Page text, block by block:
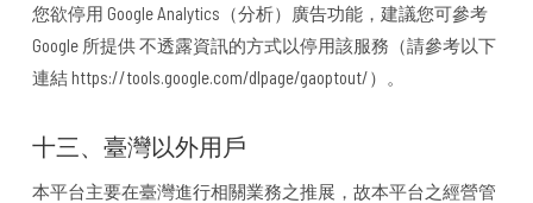
您欲停用 Google Analytics（分析）廣告功能，建議您可參考
Google 所提供 不透露資訊的方式以停用該服務（請參考以下
連結 https://tools.google.com/dlpage/gaoptout/）。
十三、臺灣以外用戶
本平台主要在臺灣進行相關業務之推展，故本平台之經營管